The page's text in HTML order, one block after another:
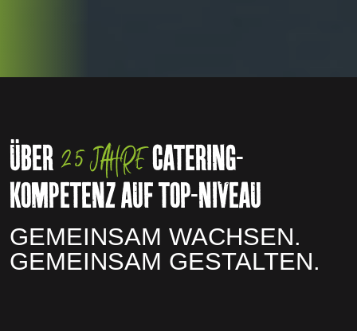
ÜBER 25 JAHRECATERING-
KOMPETENZ AUF TOP-NIVEAU
GEMEINSAM WACHSEN.
GEMEINSAM GESTALTEN.